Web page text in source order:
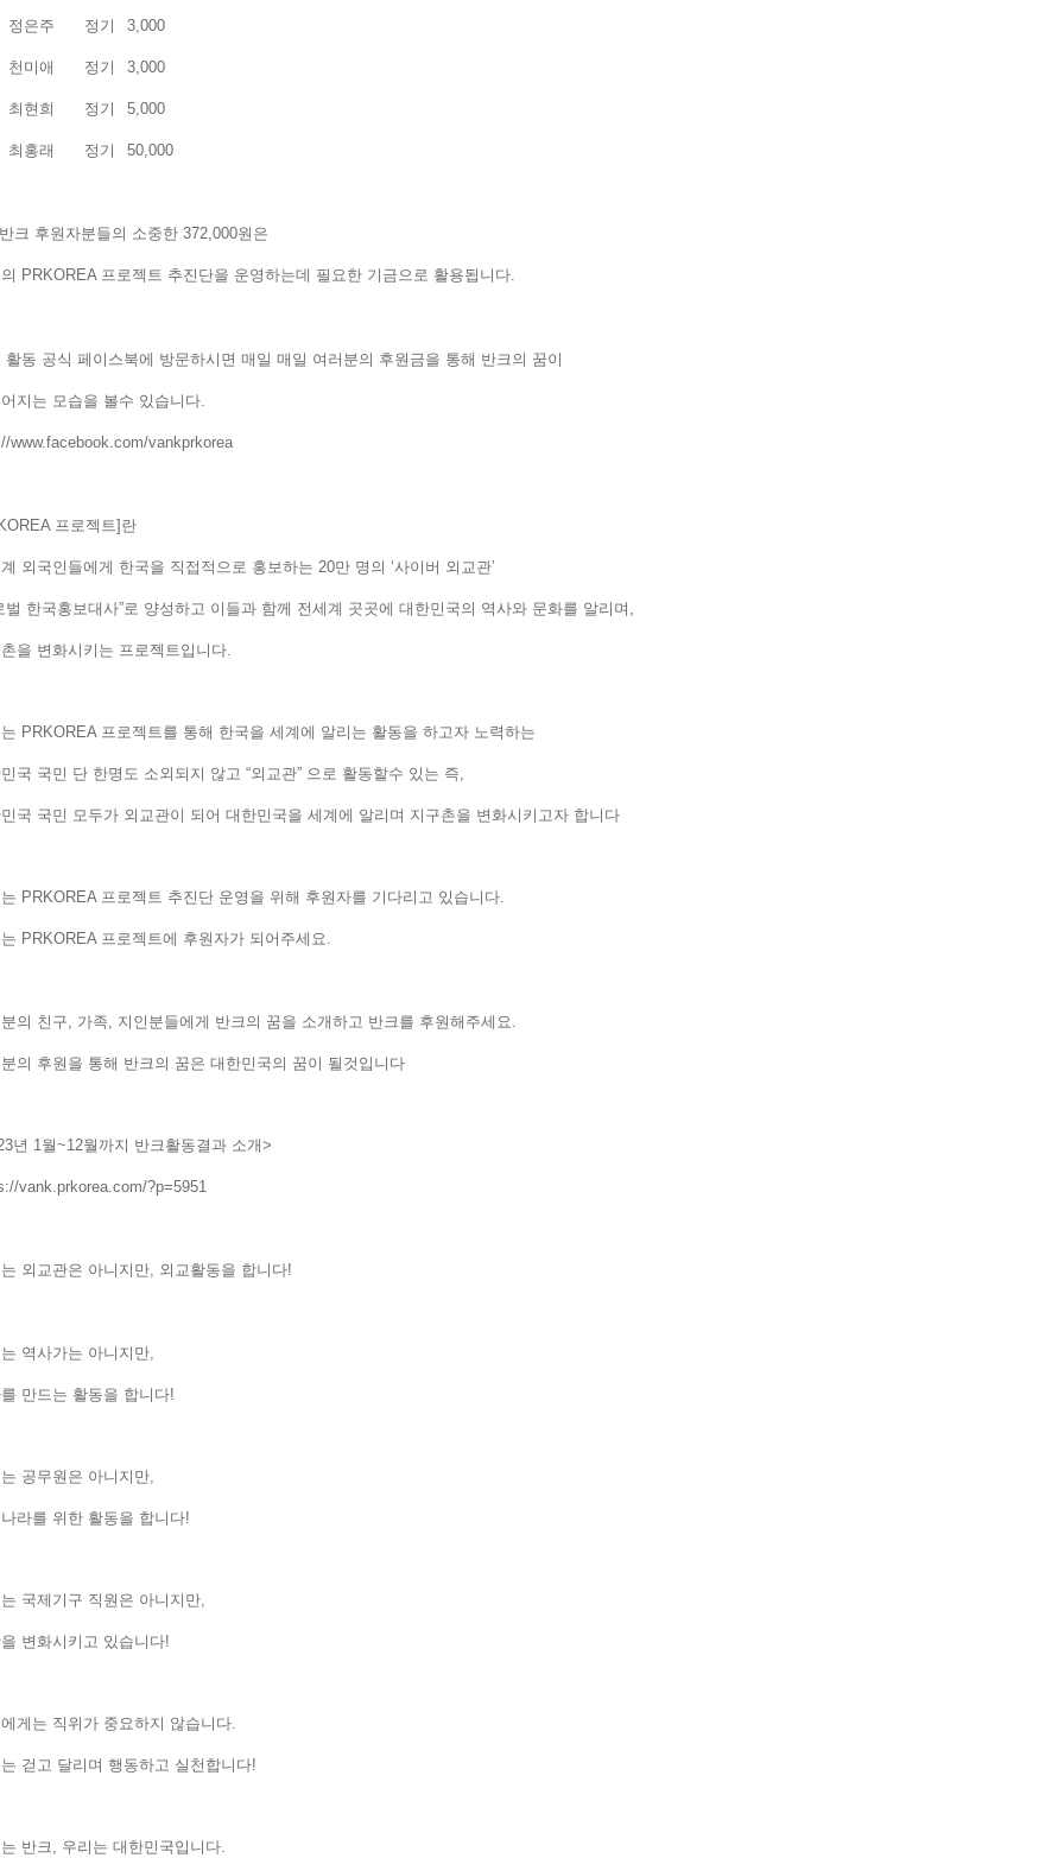
정은주 정기 3,000
천미애 정기 3,000
최현희 정기 5,000
최홍래 정기 50,000
크 후원자분들의 소중한 372,000원은
의 PRKOREA 프로젝트 추진단을 운영하는데 필요한 기금으로 활용됩니다.
활동 공식 페이스북에 방문하시면 매일 매일 여러분의 후원금을 통해 반크의 꿈이
어지는 모습을 볼수 있습니다.
www.facebook.com/vankprkorea
프로젝트]란
외국인들에게 한국을 직접적으로 홍보하는 20만 명의 ‘사이버 외교관’
벌 한국홍보대사”로 양성하고 이들과 함께 전세계 곳곳에 대한민국의 역사와 문화를 알리며,
촌을 변화시키는 프로젝트입니다.
PRKOREA 프로젝트를 통해 한국을 세계에 알리는 활동을 하고자 노력하는
국 국민 단 한명도 소외되지 않고 “외교관” 으로 활동할수 있는 즉,
국 국민 모두가 외교관이 되어 대한민국을 세계에 알리며 지구촌을 변화시키고자 합니다
PRKOREA 프로젝트 추진단 운영을 위해 후원자를 기다리고 있습니다.
는 PRKOREA 프로젝트에 후원자가 되어주세요.
의 친구, 가족, 지인분들에게 반크의 꿈을 소개하고 반크를 후원해주세요.
분의 후원을 통해 반크의 꿈은 대한민국의 꿈이 될것입니다
년 1월~12월까지 반크활동결과 소개>
vank.prkorea.com/?p=5951
는 외교관은 아니지만, 외교활동을 합니다!
는 역사가는 아니지만,
를 만드는 활동을 합니다!
는 공무원은 아니지만,
나라를 위한 활동을 합니다!
는 국제기구 직원은 아니지만,
을 변화시키고 있습니다!
게는 직위가 중요하지 않습니다.
는 걷고 달리며 행동하고 실천합니다!
반크, 우리는 대한민국입니다.